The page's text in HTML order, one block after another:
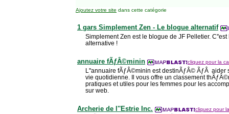
Ajoutez votre site dans cette catégorie
1 gars Simplement Zen - Le blogue alternatif
Simplement Zen est le blogue de JF Pelletier.
alternative !
annuaire fÃƒÂ©minin cliquez pour la
L''annuaire fÃƒÂ©minin est destinÃƒÂ© ÃƒÂ aider
vie quotidienne. Il vous offre un classement
pratiques et utiles pour les femmes pour les
sur web.
Archerie de l''Estrie Inc. cliquez pour